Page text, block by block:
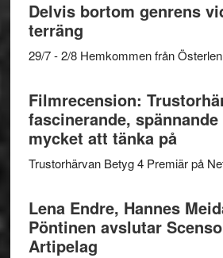
Delvis bortom genrens
terräng
29/7 - 2/8 Hemkommen från
Filmrecension:
fascinerande,
mycket att tänka på
Trustorhärvan Betyg 4 Premiär på
Lena Endre, Hannes
Pöntinen avslutar
Artipelag